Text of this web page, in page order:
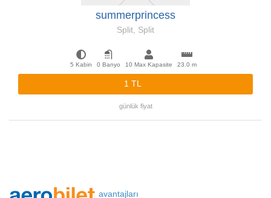
summerprincess
Split, Split
5 Kabin 0 Banyo 10 Max Kapasite 23.0 m
1 TL
günlük fiyat
avantajları